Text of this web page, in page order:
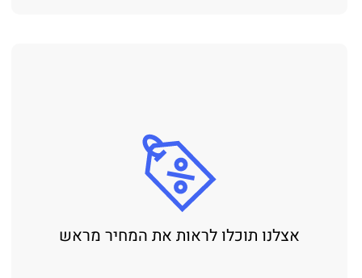
אצלנו תוכלו לראות את המחיר מראש